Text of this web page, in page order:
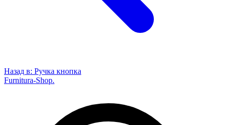
Назад в: Ручка кнопка
Furnitura-Shop.